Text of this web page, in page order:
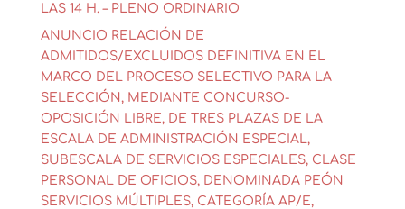
LAS 14 H. – PLENO ORDINARIO
ANUNCIO RELACIÓN DE
ADMITIDOS/EXCLUIDOS DEFINITIVA EN EL
MARCO DEL PROCESO SELECTIVO PARA LA
SELECCIÓN, MEDIANTE CONCURSO-
OPOSICIÓN LIBRE, DE TRES PLAZAS DE LA
ESCALA DE ADMINISTRACIÓN ESPECIAL,
SUBESCALA DE SERVICIOS ESPECIALES, CLASE
PERSONAL DE OFICIOS, DENOMINADA PEÓN
SERVICIOS MÚLTIPLES, CATEGORÍA AP/E,